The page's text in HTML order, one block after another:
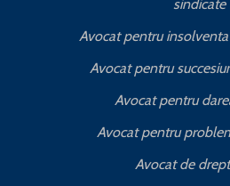
sindicate
Avocat pentru
Avocat pentru
Avocat pentru
Avocat pentru
Avocat de